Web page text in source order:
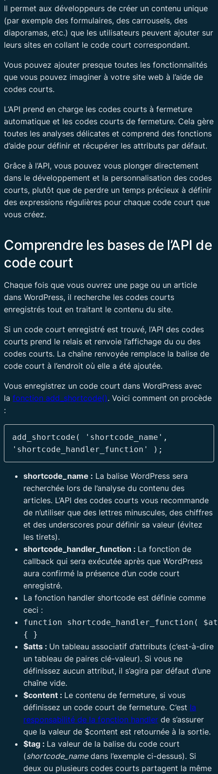
Il permet aux développeurs de créer un contenu unique
(par exemple des formulaires, des carrousels, des
diaporamas, etc.) que les utilisateurs peuvent ajouter sur
leurs sites en collant le code court correspondant.
Vous pouvez ajouter presque toutes les fonctionnalités
que vous pouvez imaginer à votre site web à l’aide de
codes courts.
L’API prend en charge les codes courts à fermeture
automatique et les codes courts de fermeture. Cela gère
toutes les analyses délicates et comprend des fonctions
d’aide pour définir et récupérer les attributs par défaut.
Grâce à l’API, vous pouvez vous plonger directement
dans le développement et la personnalisation des codes
courts, plutôt que de perdre un temps précieux à définir
des expressions régulières pour chaque code court que
vous créez.
Comprendre les bases de l’API de
code court
Chaque fois que vous ouvrez une page ou un article
dans WordPress, il recherche les codes courts
enregistrés tout en traitant le contenu du site.
Si un code court enregistré est trouvé, l’API des codes
courts prend le relais et renvoie l’affichage du ou des
codes courts. La chaîne renvoyée remplace la balise de
code court à l’endroit où elle a été ajoutée.
Vous enregistrez un code court dans WordPress avec
la fonction add_shortcode(). Voici comment on procède
:
add_shortcode( 'shortcode_name',
'shortcode_handler_function' );
shortcode_name : La balise WordPress sera
recherchée lors de l’analyse du contenu des
articles. L’API des codes courts vous recommande
de n’utiliser que des lettres minuscules, des chiffres
et des underscores pour définir sa valeur (évitez
les tirets).
shortcode_handler_function : La fonction de
callback qui sera exécutée après que WordPress
aura confirmé la présence d’un code court
enregistré.
La fonction handler shortcode est définie comme
ceci :
function shortcode_handler_function(
{ }
$atts : Un tableau associatif d’attributs (c’est-à-dire
un tableau de paires clé-valeur). Si vous ne
définissez aucun attribut, il s’agira par défaut d’une
chaîne vide.
$content : Le contenu de fermeture, si vous
définissez un code court de fermeture. C’est la
responsabilité de la fonction handler de s’assurer
que la valeur de $content est retournée à la sortie.
$tag : La valeur de la balise du code court
(shortcode_namedans l’exemple ci-dessus). Si
deux ou plusieurs codes courts partagent la même